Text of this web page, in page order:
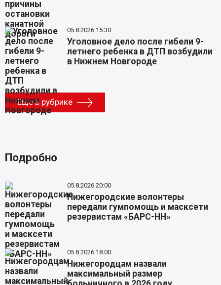
05.8.2026 15:30
Уголовное дело после гибели 9-
летнего ребенка в ДТП возбудили
в Нижнем Новгороде
Еще в рубрике
Подробно
05.8.2026 20:00
Нижегородские волонтеры
передали гумпомощь и масксети
резервистам «БАРС-НН»
05.8.2026 18:00
Нижегородцам назвали
максимальный размер